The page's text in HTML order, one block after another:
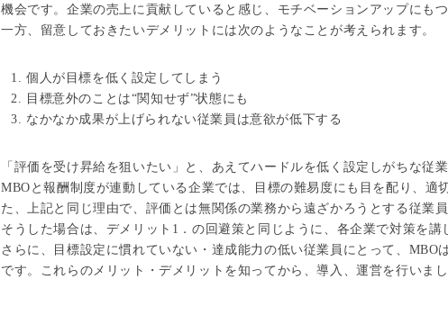
機会です。企業の売上に貢献していると感じ、モチベーションアップにもつ
一方、留意しておきたいデメリットには次のようなことが考えられます。
個人が目標を低く設定してしまう
目標意外のことは“関知せず”状態にも
なかなか成果が上げられない従業員は意欲が低下する
「評価を受け昇給を狙いたい」と、あえてハードルを低く設定しがちな従
MBOと報酬制度が連動している企業では、目標の難易度にも目を配り、適
た、上記と同じ理由で、評価とは無関係の業務から遠ざかろうとする従業員
そうした場合は、デメリット1．の回避策と同じように、各企業で対策を講
さらに、目標設定に慣れていない・達成能力の低い従業員にとって、MBO
です。これらのメリット・デメリットを知ってから、導入、運営を行いまし